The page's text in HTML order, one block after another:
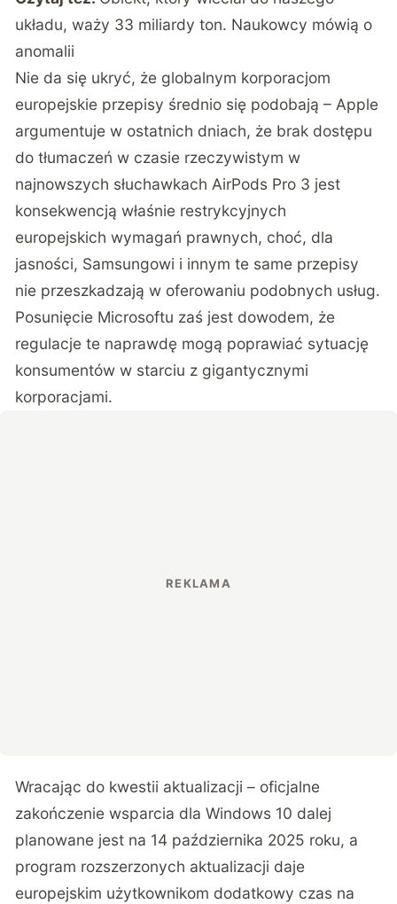
układu, waży 33 miliardy ton. Naukowcy mówią o
anomalii
Nie da się ukryć, że globalnym korporacjom
europejskie przepisy średnio się podobają – Apple
argumentuje w ostatnich dniach, że brak dostępu
do tłumaczeń w czasie rzeczywistym w
najnowszych słuchawkach AirPods Pro 3 jest
konsekwencją właśnie restrykcyjnych
europejskich wymagań prawnych, choć, dla
jasności, Samsungowi i innym te same przepisy
nie przeszkadzają w oferowaniu podobnych usług.
Posunięcie Microsoftu zaś jest dowodem, że
regulacje te naprawdę mogą poprawiać sytuację
konsumentów w starciu z gigantycznymi
korporacjami.
Wracając do kwestii aktualizacji – oficjalne
zakończenie wsparcia dla Windows 10 dalej
planowane jest na 14 października 2025 roku, a
program rozszerzonych aktualizacji daje
europejskim użytkownikom dodatkowy czas na